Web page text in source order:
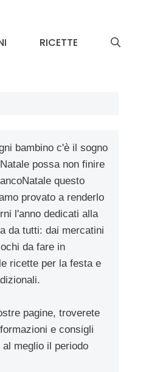
RICETTE
bambino c'è il sogno
possa non finire
questo
provato a renderlo
l'anno dedicati alla
da tutti: dai mercatini
da fare in
ricette per la festa e
pagine, troverete
e consigli
meglio il periodo